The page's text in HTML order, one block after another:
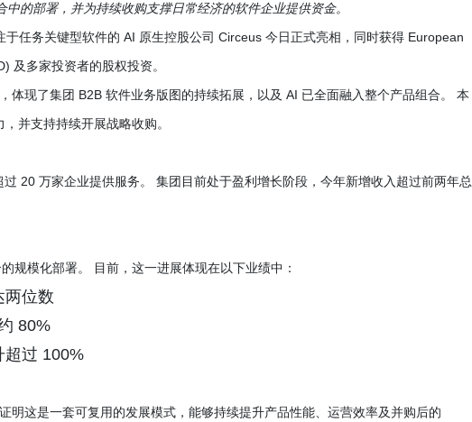
的部署，并为持续收购支撑日常经济的软件企业提供资金。
任务关键型软件的 AI 原生控股公司 Circeus 今日正式亮相，同时获得 European
及多家投资者的股权投资。
体现了集团 B2B 软件业务版图的持续拓展，以及 AI 已全面融入整个产品组合。 本
并支持持续开展战略收购。
20 万家企业提供服务。 集团目前处于盈利增长阶段，今年新增收入超过前两年总
规模化部署。 目前，这一进展体现在以下业绩中：
两位数
80%
超过 100%
明这是一套可复用的发展模式，能够持续提升产品性能、运营效率及并购后的